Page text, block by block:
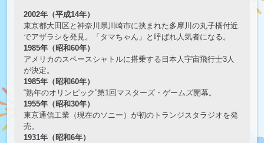
2002年（平成14年）
東京都大田区と神奈川県川崎市に挟まれた多摩川の丸子橋付近
でアザラシを発見。「タマちゃん」と呼ばれ人気者になる。
1985年（昭和60年）
アメリカのスペースシャトルに搭乗する日本人宇宙飛行士3人
が決定。
1985年（昭和60年）
“熟年のオリンピック”第1回マスターズ・ゲームズ開幕。
1955年（昭和30年）
東京通信工業（現在のソニー）が初のトランジスタラジオを発
売。
1931年（昭和6年）